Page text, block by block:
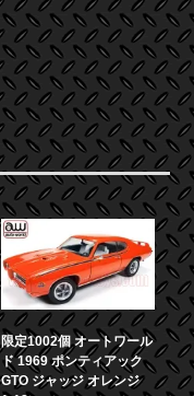
限定1002個 オートワール
ド 1969 ポンティアック
GTO ジャッジ オレンジ